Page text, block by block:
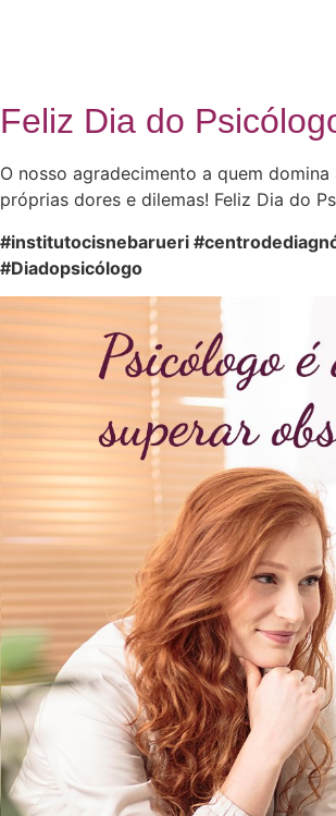
Feliz Dia do
O nosso agradecimento a quem
próprias dores e dilemas! Feliz Dia do
#institutocisnebarueri
#Diadopsicólogo